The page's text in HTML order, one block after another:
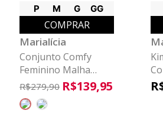
P M G GG
COMPRAR
Marialícia
Conjunto Comfy
Feminino Malha
Linho Marialícia
Bege
R$279,90 R$139,95